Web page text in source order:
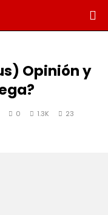
Opinión y
0 1.3K 23